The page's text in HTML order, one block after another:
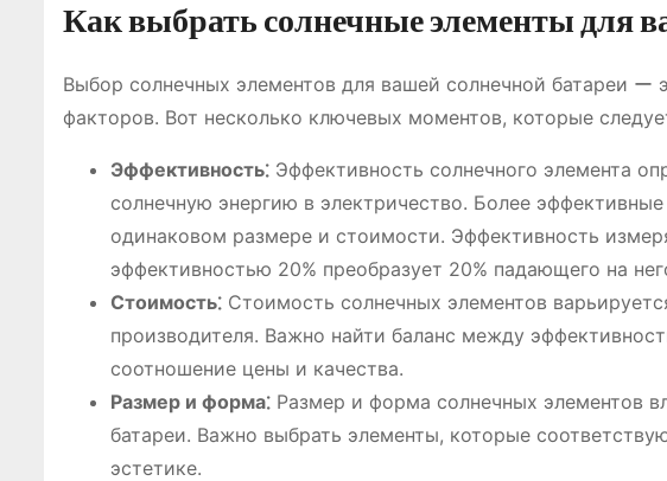
Как выбрать солнечные элементы для
Выбор солнечных элементов для вашей солнечной батареи
факторов. Вот несколько ключевых моментов, которые
Эффективность⁚ Эффективность солнечного элемента
солнечную энергию в электричество. Более
одинаковом размере и стоимости. Эффективность
эффективностью 20% преобразует 20% падающего на
Стоимость⁚ Стоимость солнечных элементов
производителя. Важно найти баланс между
соотношение цены и качества.
Размер и форма⁚ Размер и форма солнечных элементов
батареи. Важно выбрать элементы, которые
эстетике.